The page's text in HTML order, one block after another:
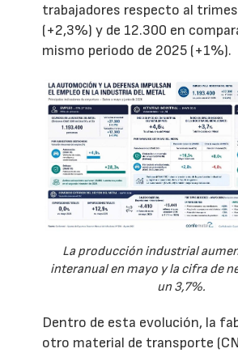
trabajadores respecto al
(+2,3%) y de 12.300 en
mismo periodo de 2025 (+1%).
La producción industrial
interanual en mayo y la cifra de
un 3,7%.
Dentro de esta evolución, la
otro material de transporte